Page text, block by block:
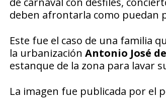
deben afrontarla como puedan
Este fue el caso de una familia
la urbanización Antonio José
estanque de la zona para lavar
La imagen fue publicada por el